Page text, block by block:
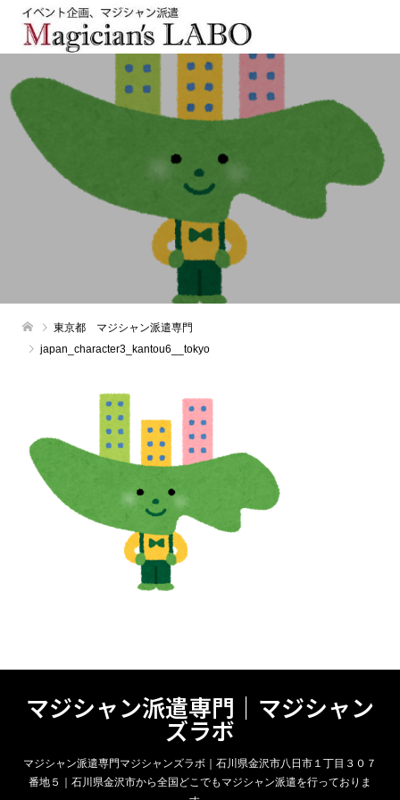
東京都 マジシャン派遣専門
japan_character3_kantou6__tokyo
マジシャン派遣専門｜マジシャン
ズラボ
マジシャン派遣専門マジシャンズラボ｜石川県金沢市八日市１丁目３０７
番地５｜石川県金沢市から全国どこでもマジシャン派遣を行っておりま